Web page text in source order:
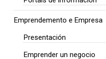
Emprendemento e Empresa
Presentación
Emprender un negocio